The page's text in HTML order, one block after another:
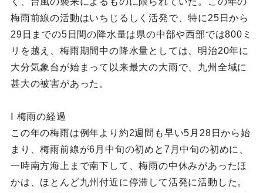
梅雨前線の活動はいちじるしく活発で、特に25日から
29日までの5日間の降水量は県の中部や西部では800ミ
リを越え、梅雨期間中の降水量としては、明治20年に
大分気象台が始まって以来最大の大雨で、九州全域に
甚大の被害があった。
Ⅰ 梅雨の経過
この年の梅雨は例年より約2週間も早い5月28日から始
まり、梅雨前線が6月中旬の初めと7月中旬の初めに、
一時南方海上まで南下して、梅雨の中休みがあったほ
かは、ほとんど九州付近に停滞して活発に活動した。